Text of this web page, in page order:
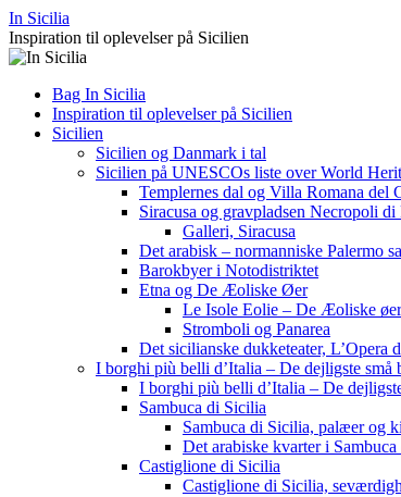
Hop
til
indhold
In Sicilia
Inspiration til oplevelser på Sicilien
Bag In Sicilia
Inspiration til oplevelser på Sicilien
Sicilien
Sicilien og Danmark i tal
Sicilien på UNESCOs liste over World
Templernes dal og Villa Romana del
Siracusa og gravpladsen Necropoli di
Galleri, Siracusa
Det arabisk – normanniske Palermo
Barokbyer i Notodistriktet
Etna og De Æoliske Øer
Le Isole Eolie – De Æoliske øer
Stromboli og Panarea
Det sicilianske dukketeater, L’Opera
I borghi più belli d’Italia – De dejligste små
I borghi più belli d’Italia – De
Sambuca di Sicilia
Sambuca di Sicilia, palæer og
Det arabiske kvarter i
Castiglione di Sicilia
Castiglione di Sicilia,